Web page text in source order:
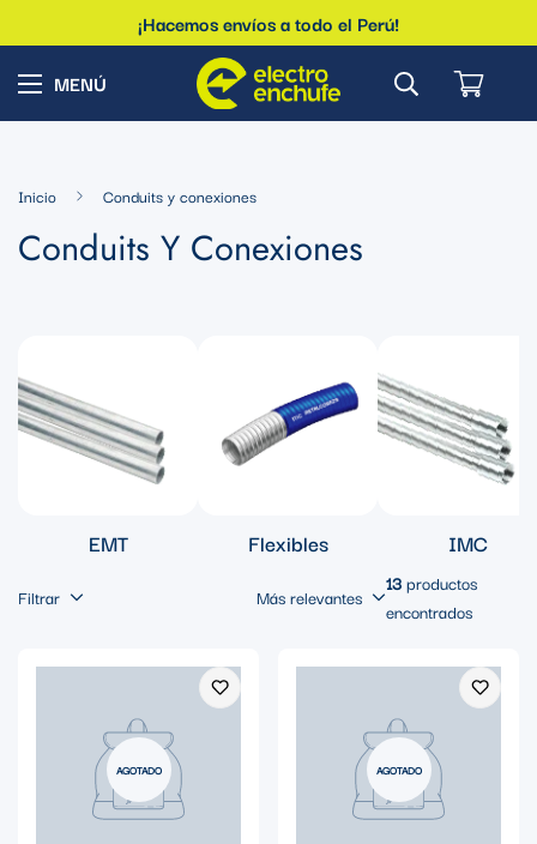
¡Hacemos envíos a todo el Perú!
Inicio Conduits y conexiones
Conduits Y Conexiones
EMT Flexibles IMC
Filtrar Más relevantes
13productos
encontrados
AGOTADO AGOTADO